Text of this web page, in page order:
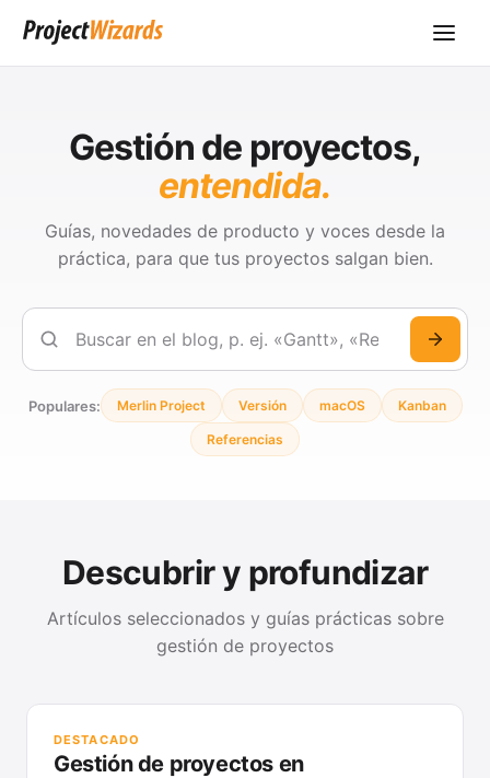
Gestión de proyectos,
entendida.
Guías, novedades de producto y voces desde la
práctica, para que tus proyectos salgan bien.
Buscar
Populares: Merlin Project Versión macOS Kanban
Referencias
Descubrir y profundizar
Artículos seleccionados y guías prácticas sobre
gestión de proyectos
DESTACADO
Gestión de proyectos en